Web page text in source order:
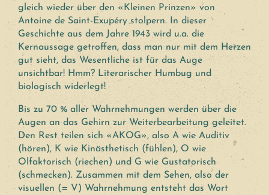
gleich wieder über den «Kleinen Prinzen» von
Antoine de Saint-Exupéry stolpern. In dieser
Geschichte aus dem Jahre 1943 wird u.a. die
Kernaussage getroffen, dass man nur mit dem Herzen
gut sieht, das Wesentliche ist für das Auge
unsichtbar! Hmm? Literarischer Humbug und
biologisch widerlegt!
Bis zu 70 % aller Wahrnehmungen werden über die
Augen an das Gehirn zur Weiterbearbeitung geleitet.
Den Rest teilen sich «AKOG», also A wie Auditiv
(hören), K wie Kinästhetisch (fühlen), O wie
Olfaktorisch (riechen) und G wie Gustatorisch
(schmecken). Zusammen mit dem Sehen, also der
visuellen (= V) Wahrnehmung entsteht das Wort